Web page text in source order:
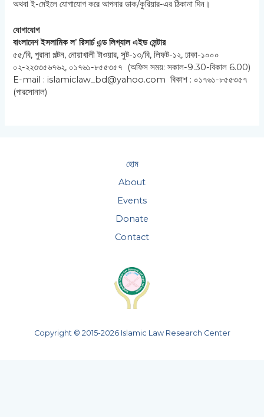
অথবা ই-মেইলে যোগাযোগ করে আপনার ডাক/কুরিয়ার-এর ঠিকানা দিন।
যোগাযোগ
বাংলাদেশ ইসলামিক ল’ রিসার্চ এন্ড লিগ্যাল এইড সেন্টার
৫৫/বি, পুরানা পল্টন, নোয়াখালী টাওয়ার, সুট-১৩/বি, লিফট-১২, ঢাকা-১০০০
০২-২২৩৩৫৬৭৬২, ০১৭৬১-৮৫৫৩৫৭ (অফিস সময়: সকাল-9.30-বিকাল 6.00)
E-mail : islamiclaw_bd@yahoo.com বিকাশ : ০১৭৬১-৮৫৫৩৫৭
(পারসোনাল)
হোম
About
Events
Donate
Contact
Copyright © 2015-2026 Islamic Law Research Center